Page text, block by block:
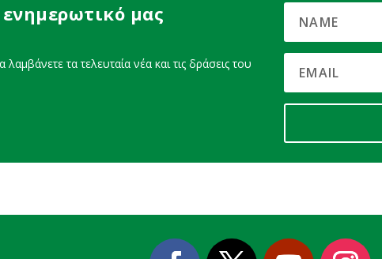
μας
τα τελευταία νέα και τις δράσεις του